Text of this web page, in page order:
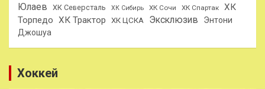
Юлаев
ХК Северсталь ХК Сибирь ХК Сочи ХК Спартак
ХК
Торпедо ХК Трактор ХК ЦСКА Эксклюзив
Энтони
Джошуа
Хоккей